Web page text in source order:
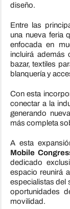
diseño.
Entre las
una nueva feria
enfocada en
incluirá además
bazar, textiles
blanquería y
Con esta
conectar a la
generando
más completa
A esta
Mobile
dedicado
espacio reunirá
especialistas del
oportunidades
movilidad.